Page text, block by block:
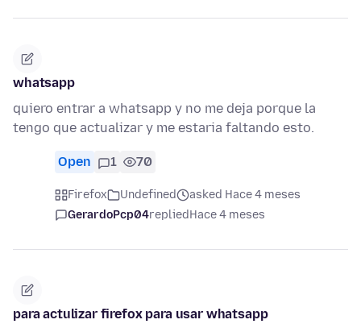
whatsapp
quiero entrar a whatsapp y no me deja porque la
tengo que actualizar y me estaria faltando esto.
Open 1 70
Firefox Undefined
asked Hace 4 meses
GerardoPcp04repliedHace 4 meses
para actulizar firefox para usar whatsapp